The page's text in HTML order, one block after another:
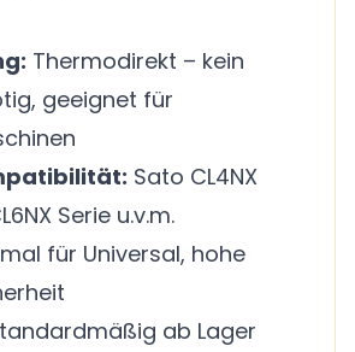
Thermodirekt – kein
geeignet für
Sato CL4NX
Serie u.v.m.
für Universal, hohe
ab Lager